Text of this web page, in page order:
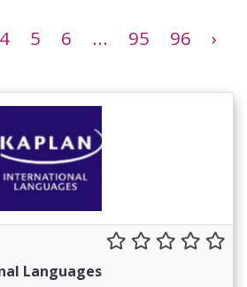
4 5 6 ... 95 96 ›
Languages